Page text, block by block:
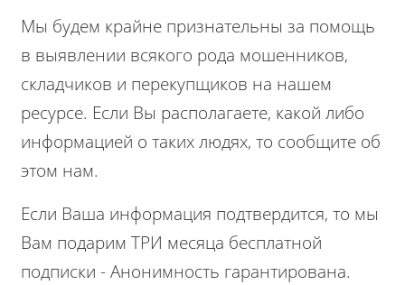
Мы будем крайне признательны за помощь
в выявлении всякого рода мошенников,
складчиков и перекупщиков на нашем
ресурсе. Если Вы располагаете, какой либо
информацией о таких людях, то сообщите об
этом нам.
Если Ваша информация подтвердится, то мы
Вам подарим ТРИ месяца бесплатной
подписки - Анонимность гарантирована.